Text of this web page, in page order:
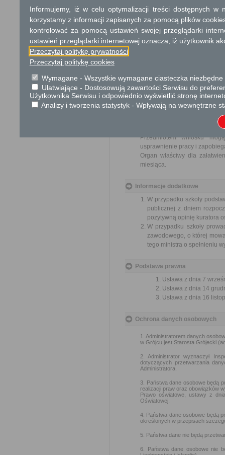
Opłata
Wpis do ewidencji szkół i
Tryb odwoławczy
lub data jego nadania w
Skargi i wnioski
Przedmiotem skargi może
ich pracowników, naruszenie
Przedmiotem wniosku
usprawnienie pracy i
Organ właściwy dla
miesiąca.
Informacje dodatkowe
W przypadku szkoły
publicznej z dniem
pozytywną opinię kuratora
W przypadku szkoły
zawodowego, o której
tego ministra o spełnieniu
Podstawa prawna
Ustawa z dnia 7
Ustawa z dnia 14
Ustawa z dnia 16
Ochrona danych osobowych
1. Administratorem danych
w Grójcu jest Starosta Grójecki
2. Administrator wyznaczył
dotyczących przetwarzania
Administratora.
3. Państwa dane osobowe będą
realizacji praw oraz
Prawo oświatowe, ustawy z
Oświatowej,
4. Państwa dane osobowe będą
określonych w przepisach
5. Państwa dane nie będą
6. Państwa dane osobowe nie
Informujemy, iż w celu optymalizacji treści dostępnych w
korzystamy z informacji zapisanych za pomocą plików
kontrolować za pomocą ustawień swojej przeglądarki
ustawień przeglądarki internetowej oznacza, iż użytkownik
Przeczytaj politykę prywatności
Przeczytaj politykę cookies
Wymagane - Wszystkie wymagane ciasteczka
Ułatwiające - Dostosowują zawartości Serwisu do
Użytkownika Serwisu i odpowiednio wyświetlić stronę
Analizy i tworzenia statystyk - Wpływają na wewnętrzne